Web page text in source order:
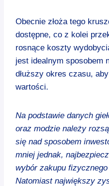
Obecnie złoża tego
dostępne, co z kolei
rosnące koszty
jest idealnym sposobem
dłuższy okres czasu,
wartości.
Na podstawie danych
oraz modzie należy
się nad sposobem
mniej jednak,
wybór zakupu fizycznego
Natomiast największy